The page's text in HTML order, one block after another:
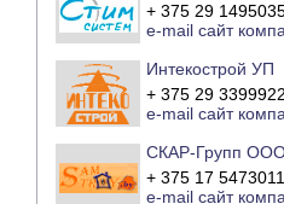
+ 375 29
e-mail сайт
Интекострой УП
+ 375 29 3399922
e-mail сайт
СКАР-Групп
+ 375 17 5473011
e-mail сайт